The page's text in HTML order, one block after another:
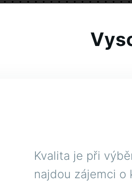
Kvalita je při
najdou zájemci